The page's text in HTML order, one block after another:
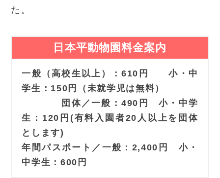
た。
日本平動物園料金案内
一般（高校生以上）：610円 小・中
学生：150円（未就学児は無料）
団体／一般：490円 小・中学
生：120円(有料入園者20人以上を団体
とします)
年間パスポート／一般：2,400円 小・
中学生：600円